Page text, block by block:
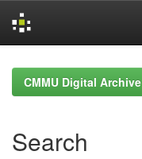
navigationCMMU Digital Archive
Search